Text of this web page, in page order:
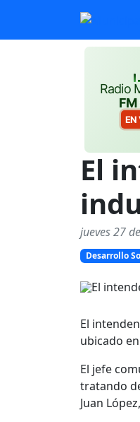
Radio
EN
El
jueves 27
Desarrollo
El
ubicado
El jefe
tratando
Juan